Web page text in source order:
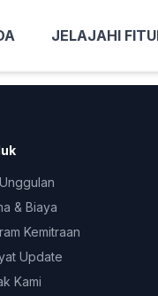
JELAJAHI
Coba dengan
& Biaya
Kemitraan
Update
Kami